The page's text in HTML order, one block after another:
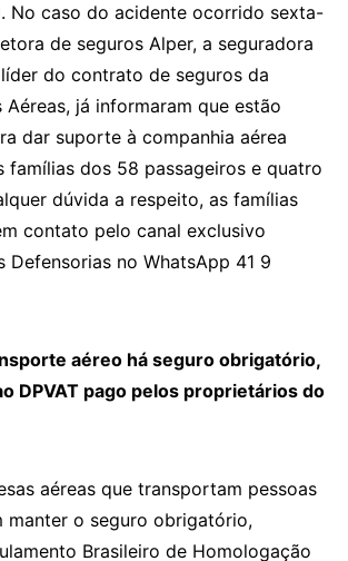
No caso do acidente ocorrido sexta-
de seguros Alper, a seguradora
do contrato de seguros da
Aéreas, já informaram que estão
dar suporte à companhia aérea
famílias dos 58 passageiros e quatro
dúvida a respeito, as famílias
contato pelo canal exclusivo
Defensorias no WhatsApp 41 9
aéreo há seguro obrigatório,
DPVAT pago pelos proprietários do
aéreas que transportam pessoas
manter o seguro obrigatório,
Brasileiro de Homologação